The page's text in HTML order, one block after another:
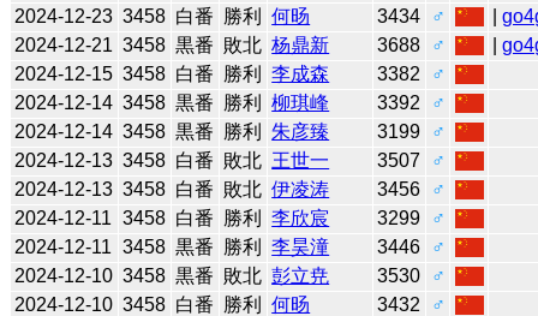
2024-12-23 3458 白番 勝利 何旸 3434 ♂ |
2024-12-21 3458 黒番 敗北 杨鼎新 3688 ♂ |
2024-12-15 3458 白番 勝利 李成森 3382
♂
2024-12-14 3458 黒番 勝利 柳琪峰 3392
♂
2024-12-14 3458 黒番 勝利 朱彦臻 3199
♂
2024-12-13 3458 白番 敗北 王世一 3507
♂
2024-12-13 3458 白番 敗北 伊凌涛 3456
♂
2024-12-11 3458 白番 勝利 李欣宸 3299
♂
2024-12-11 3458 黒番 勝利 李昊潼 3446
♂
2024-12-10 3458 黒番 敗北 彭立尭 3530
♂
2024-12-10 3458 白番 勝利 何旸 3432
♂